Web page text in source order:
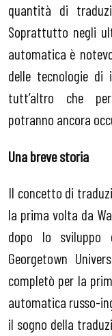
quantità di
Soprattutto negli
automatica è
delle tecnologie di
tutt’altro che
potranno ancora
Una breve storia
Il concetto di
la prima volta da
dopo lo sviluppo
Georgetown
completò per la
automatica russo-
il sogno della